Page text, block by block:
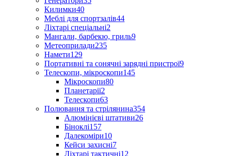
Килимки40
Меблі для спортзалів44
Ліхтарі спеціальні2
Мангали, барбекю, гриль9
Метеоприлади235
Намети129
Портативні та сонячні зарядні пристрої9
Телескопи, мікроскопи145
Мікроскопи80
Планетарії2
Телескопи63
Полювання та стрілянина354
Алюмінієві штативи26
Біноклі157
Далекоміри10
Кейси захисні7
Ліхтарі тактичні12